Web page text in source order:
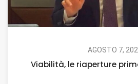
AGOSTO 7,
Viabilità, le riaperture